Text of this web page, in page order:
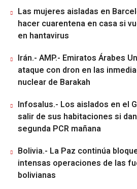
Las mujeres aisladas en
hacer cuarentena en casa si
en hantavirus
Irán.- AMP.- Emiratos Árabes
ataque con dron en las
nuclear de Barakah
Infosalus.- Los aislados en el
salir de sus habitaciones si
segunda PCR mañana
Bolivia.- La Paz continúa
intensas operaciones de las
bolivianas